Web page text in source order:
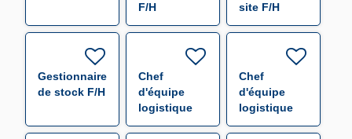
F/H
site F/H
Gestionnaire
de stock F/H
Chef
d'équipe
logistique
F/H
Chef
d'équipe
logistique
F/H